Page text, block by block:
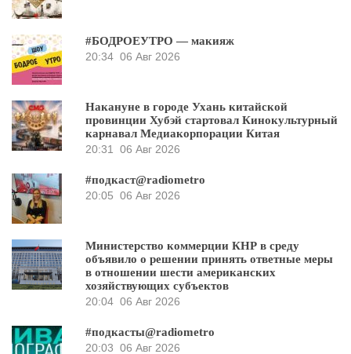
#БОДРОЕУТРО — макияж
20:34 06 Авг 2026
Накануне в городе Ухань китайской
провинции Хубэй стартовал Кинокультурный
карнавал Медиакорпорации Китая
20:31 06 Авг 2026
#подкаст@radiometro
20:05 06 Авг 2026
Министерство коммерции КНР в среду
объявило о решении принять ответные меры
в отношении шести американских
хозяйствующих субъектов
20:04 06 Авг 2026
#подкасты@radiometro
20:03 06 Авг 2026